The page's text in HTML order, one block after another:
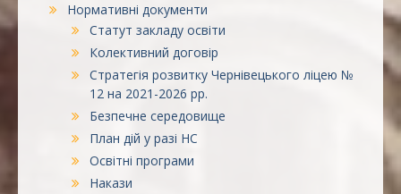
Нормативні документи
Статут закладу освіти
Колективний договір
Стратегія розвитку Чернівецького ліцею №
12 на 2021-2026 рр.
Безпечне середовище
План дій у разі НС
Освітні програми
Накази